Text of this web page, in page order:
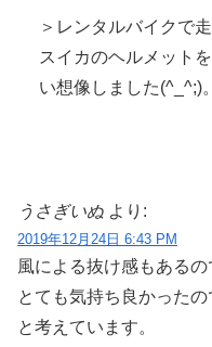
＞レンタルバイクで
スイカのヘルメット
い想像しました(^_^;)。
うさぎいぬ より:
2019年12月24日 6:43 PM
風による抜け感もあるの
とても気持ち良かった
と考えています。